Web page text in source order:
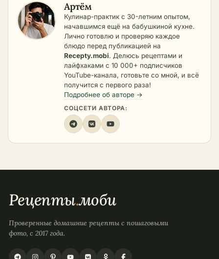
Артём
Кулинар-практик с 30-летним опытом,
начавшимся ещё на бабушкиной кухне.
Лично готовлю и проверяю каждое
блюдо перед публикацией на
Recepty.mobi. Делюсь рецептами и
лайфхаками с 10 000+ подписчиков
YouTube-канала, готовьте со мной, и всё
получится с первого раза!
Подробнее об авторе →
СОЦСЕТИ АВТОРА:
Рецепты.моби
Проверенные домашние рецепты с пошаговыми
фото, с 2017 года.